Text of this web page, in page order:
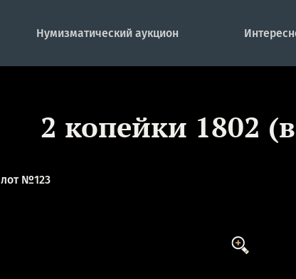
Нумизматический аукцион
2 копейки 1802
лот №123